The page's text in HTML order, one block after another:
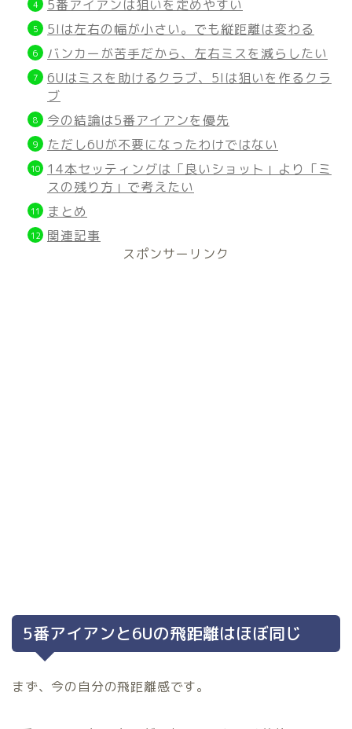
5番アイアンは狙いを定めやすい
5Iは左右の幅が小さい。でも縦距離は変わる
バンカーが苦手だから、左右ミスを減らしたい
6Uはミスを助けるクラブ、5Iは狙いを作るクラ
ブ
今の結論は5番アイアンを優先
ただし6Uが不要になったわけではない
14本セッティングは「良いショット」より「ミ
スの残り方」で考えたい
まとめ
関連記事
スポンサーリンク
5番アイアンと6Uの飛距離はほぼ同じ
まず、今の自分の飛距離感です。